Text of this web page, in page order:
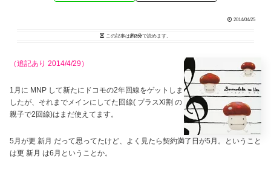
2014/04/25
この記事は約3分で読めます。
（追記あり 2014/4/29）
1月に MNP して新たにドコモの2年回線をゲットしま
したが、それまでメインにしてた回線( プラスXi割 の
親子で2回線)はまだ使えてます。
5月が更 新月 だって思ってたけど、よく見たら契約満了日が5月。ということ
は更 新月 は6月ということか。